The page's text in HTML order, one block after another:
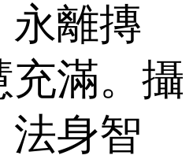
永離摶
充滿。攝
法身智